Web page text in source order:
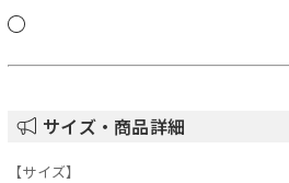
サイズ・商品詳細
【サイズ】